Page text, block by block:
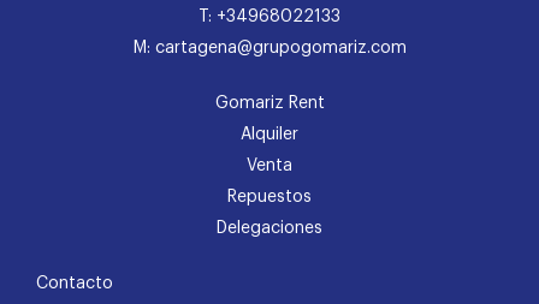
T: +34968022133
M: cartagena@grupogomariz.com
Gomariz Rent
Alquiler
Venta
Repuestos
Delegaciones
Contacto